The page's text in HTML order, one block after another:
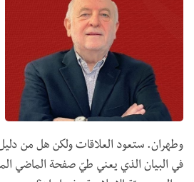
وطهران. ستعود العلاقات ولكن هل من
في البيان الذي يعني طيّ صفحة الماضي